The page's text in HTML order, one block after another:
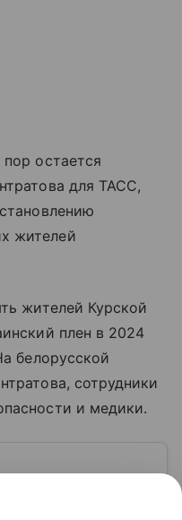
остается
для ТАСС,
жителей
жителей Курской
плен в 2024
белорусской
сотрудники
и медики.